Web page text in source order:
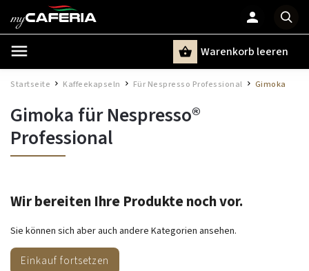
Warenkorb leeren
Startseite / Kaffeekapseln Für Nespresso Professional Gimoka
Gimoka für Nespresso®
Professional
Wir bereiten Ihre Produkte noch vor.
Sie können sich aber auch andere Kategorien ansehen.
Einkauf fortsetzen